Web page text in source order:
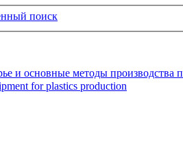
поиск
и основные методы производства
for plastics production